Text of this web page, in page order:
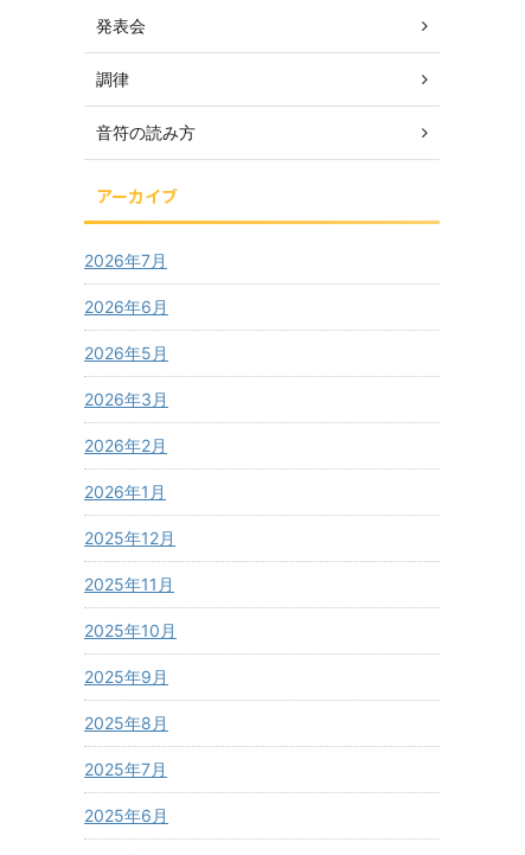
発表会
調律
音符の読み方
アーカイブ
2026年7月
2026年6月
2026年5月
2026年3月
2026年2月
2026年1月
2025年12月
2025年11月
2025年10月
2025年9月
2025年8月
2025年7月
2025年6月